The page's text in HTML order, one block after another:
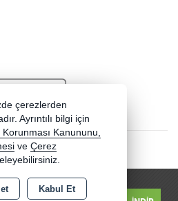
- Jewelry
- Tüm hakları saklıdır.
çerezlerden
Ayrıntılı bilgi için
Korunması Kanununu,
ve Çerez
Kabul Et